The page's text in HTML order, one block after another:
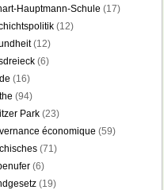
Hauptmann-Schule (17)
(12)
(12)
(6)
(16)
(94)
Park (23)
économique (59)
(71)
(6)
(19)